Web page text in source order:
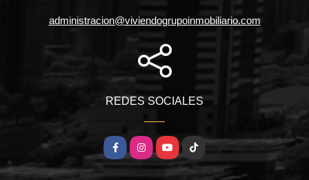
administracion@viviendogrupoinmobiliario.com
REDES SOCIALES
FacebookInstagramYouTubeTikTok